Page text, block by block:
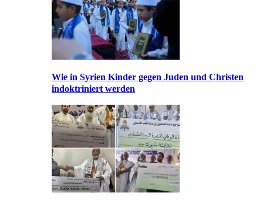
Wie in Syrien Kinder gegen Juden und Christen
indoktriniert werden